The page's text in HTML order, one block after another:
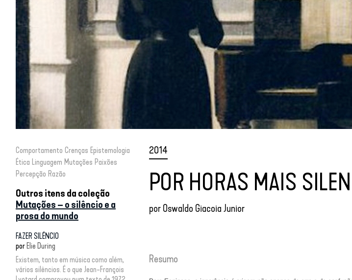
Comportamento Crenças Epistemologia
Ética Linguagem Mutações Paixões
Percepção Razão
Outros itens da coleção
Mutações – o silêncio e a
prosa do mundo
FAZER SILÊNCIO
por Elie During
Existem, tanto em música como além,
vários silêncios. É o que Jean-François
2014
POR HORAS MAIS
por Oswaldo Giacoia Junior
Resumo